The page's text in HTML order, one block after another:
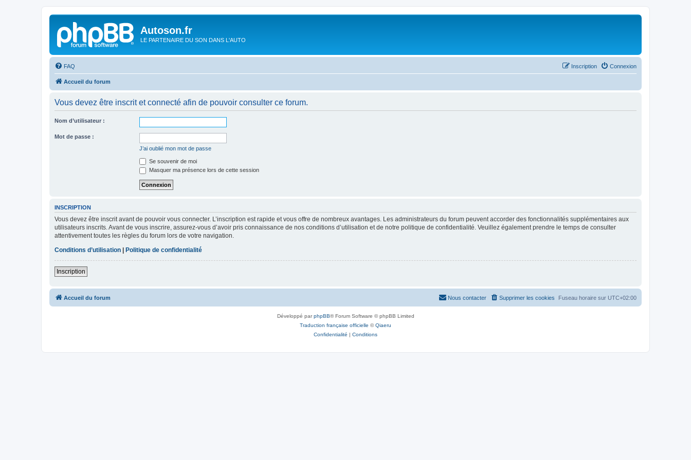
Autoson.fr
LE PARTENAIRE DU SON DANS L'AUTO
FAQ Connexion
Inscription
Accueil du forum
Vous devez être inscrit et connecté afin de pouvoir consulter ce forum.
Nom d’utilisateur :
Mot de passe :
J’ai oublié mon mot de passe
Se souvenir de moi
Masquer ma présence lors de cette session
INSCRIPTION
Vous devez être inscrit avant de pouvoir vous connecter. L’inscription est rapide et vous offre de nombreux avantages. Les administrateurs du forum peuvent accorder des fonctionnalités supplémentaires aux
utilisateurs inscrits. Avant de vous inscrire, assurez-vous d’avoir pris connaissance de nos conditions d’utilisation et de notre politique de confidentialité. Veuillez également prendre le temps de consulter
attentivement toutes les règles du forum lors de votre navigation.
Conditions d’utilisation
Politique de confidentialité
Inscription
Accueil du forum Fuseau horaire sur UTC+02:00
Supprimer les cookies
Nous contacter
Développé parphpBB® Forum Software © phpBB Limited
Traduction française officielle ©Qiaeru
Confidentialité | Conditions